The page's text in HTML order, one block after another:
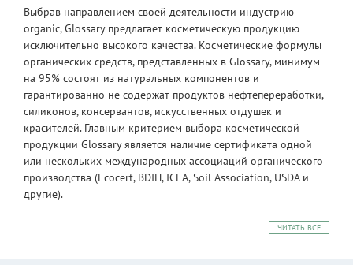
Выбрав направлением своей деятельности индустрию
organic, Glossary предлагает косметическую продукцию
исключительно высокого качества. Косметические формулы
органических средств, представленных в Glossary, минимум
на 95% состоят из натуральных компонентов и
гарантированно не содержат продуктов нефтепереработки,
силиконов, консервантов, искусственных отдушек и
красителей. Главным критерием выбора косметической
продукции Glossary является наличие сертификата одной
или нескольких международных ассоциаций органического
производства (Ecocert, BDIH, ICEA, Soil Association, USDA и
другие).
ЧИТАТЬ ВСЕ